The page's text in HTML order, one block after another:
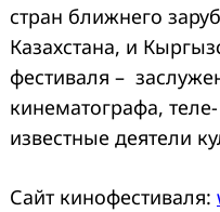
стран ближнего
Казахстана, и
фестиваля –
кинематографа,
известные деятели
Сайт кинофестиваля: